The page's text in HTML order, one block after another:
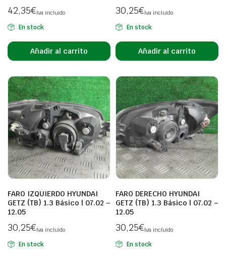
42,35€Iva incluido
En stock
Añadir al carrito
30,25€Iva incluido
En stock
Añadir al carrito
FARO IZQUIERDO HYUNDAI
GETZ (TB) 1.3 Básico | 07.02 –
12.05
30,25€Iva incluido
En stock
FARO DERECHO HYUNDAI
GETZ (TB) 1.3 Básico | 07.02 –
12.05
30,25€Iva incluido
En stock